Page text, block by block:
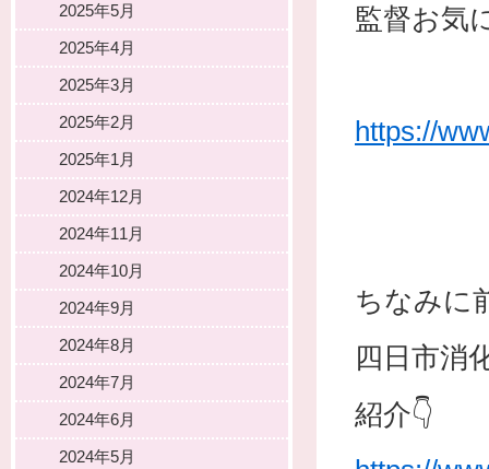
監督お気
https://
ちなみに
四日市消
紹介👇
2025年5月
2025年4月
2025年3月
2025年2月
2025年1月
2024年12月
2024年11月
2024年10月
2024年9月
2024年8月
2024年7月
2024年6月
2024年5月